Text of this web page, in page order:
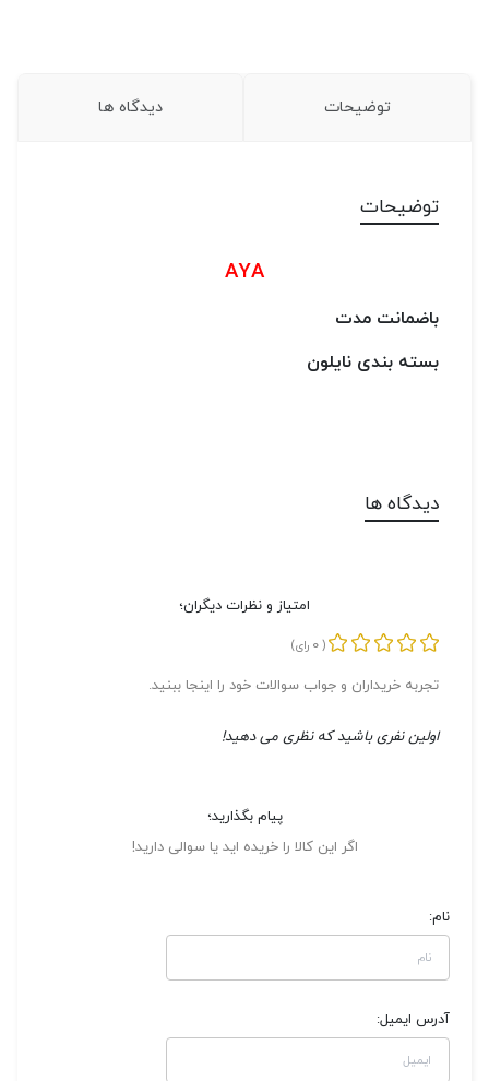
توضیحات دیدگاه ها
توضیحات
AYA
باضمانت مدت
بسته بندی نایلون
دیدگاه ها
امتیاز و نظرات دیگران؛
(
0 رای)
تجربه خریداران و جواب سوالات خود را اینجا ببنید.
اولین نفری باشید که نظری می دهید!
پیام بگذارید؛
اگر این کالا را خریده اید یا سوالی دارید!
نام:
آدرس ایمیل: